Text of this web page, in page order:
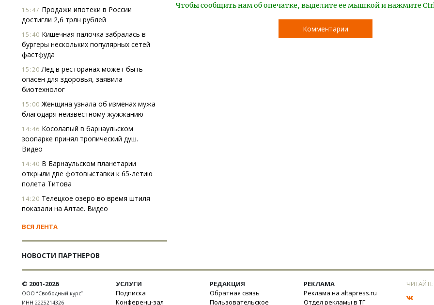
15:47 Продажи ипотеки в России
достигли 2,6 трлн рублей
15:40 Кишечная палочка забралась в
бургеры нескольких популярных сетей
фастфуда
15:20 Лед в ресторанах может быть
опасен для здоровья, заявила
биотехнолог
15:00 Женщина узнала об изменах мужа
благодаря неизвестному жужжанию
14:46 Косолапый в барнаульском
зоопарке принял тропический душ.
Видео
14:40 В Барнаульском планетарии
открыли две фотовыставки к 65-летию
полета Титова
14:20 Телецкое озеро во время штиля
показали на Алтае. Видео
ВСЯ ЛЕНТА
НОВОСТИ ПАРТНЕРОВ
Чтобы сообщить нам об опечатке, выделите ее мышкой и нажмите
Комментарии
© 2001-2026
ООО “Свободный курс”
ИНН 2225214326
УСЛУГИ
Подписка
Конференц-зал
РЕДАКЦИЯ
Обратная связь
Пользовательское
РЕКЛАМА
Реклама на altapress.ru
Отдел рекламы в ТГ